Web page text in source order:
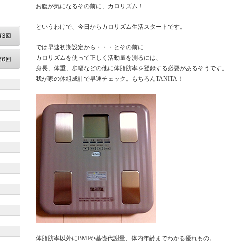
お腹が気になるその前に、カロリズム！
というわけで、今日からカロリズム生活スタートです。
では早速初期設定から・・・とその前に
カロリズムを使って正しく活動量を測るには、
身長、体重、歩幅などの他に体脂肪率を登録する必要があるそうです。
我が家の体組成計で早速チェック。もちろんTANITA！
体脂肪率以外にBMIや基礎代謝量、体内年齢までわかる優れもの。